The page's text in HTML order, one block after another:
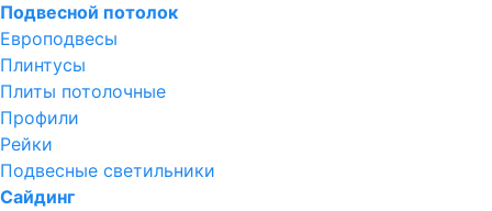
Подвесной потолок
Европодвесы
Плинтусы
Плиты потолочные
Профили
Рейки
Подвесные светильники
Сайдинг